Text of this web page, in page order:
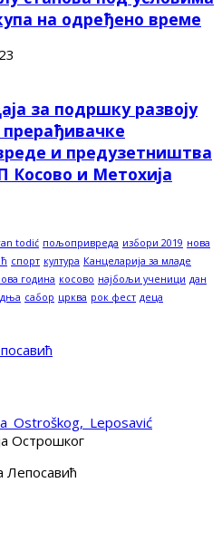
на одређено време
за подршку развоју
и предузетништва
Косово и Метохија
todić пољопривреда избори 2019 нова
спорт култура Канцеларија за младе
година косово најбољи ученици дан
сабор црква рок фест деца
Острошког